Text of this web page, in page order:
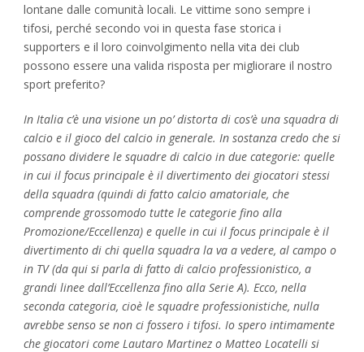
lontane dalle comunità locali. Le vittime sono sempre i
tifosi, perché secondo voi in questa fase storica i
supporters e il loro coinvolgimento nella vita dei club
possono essere una valida risposta per migliorare il nostro
sport preferito?
In Italia c’è una visione un po’ distorta di cos’è una squadra di
calcio e il gioco del calcio in generale. In sostanza credo che si
possano dividere le squadre di calcio in due categorie: quelle
in cui il focus principale è il divertimento dei giocatori stessi
della squadra (quindi di fatto calcio amatoriale, che
comprende grossomodo tutte le categorie fino alla
Promozione/Eccellenza) e quelle in cui il focus principale è il
divertimento di chi quella squadra la va a vedere, al campo o
in TV (da qui si parla di fatto di calcio professionistico, a
grandi linee dall’Eccellenza fino alla Serie A). Ecco, nella
seconda categoria, cioè le squadre professionistiche, nulla
avrebbe senso se non ci fossero i tifosi. Io spero intimamente
che giocatori come Lautaro Martinez o Matteo Locatelli si